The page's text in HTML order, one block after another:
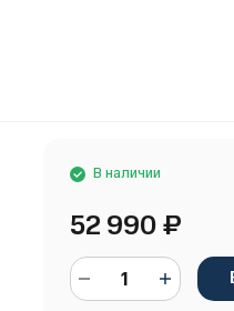
В наличии
52 990₽